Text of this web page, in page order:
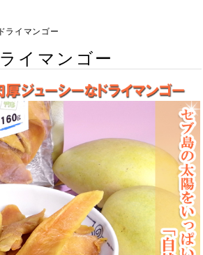
ドライマンゴー
ライマンゴー